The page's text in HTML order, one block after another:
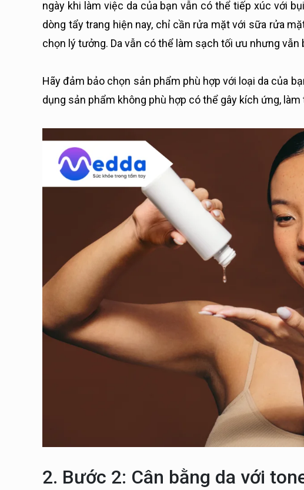
ngày khi làm việc da của bạn vẫn có thể tiếp xúc với
dòng tẩy trang hiện nay, chỉ cần rửa mặt với sữa rửa
chọn lý tưởng. Da vẫn có thể làm sạch tối ưu nhưng
Hãy đảm bảo chọn sản phẩm phù hợp với loại da của
dụng sản phẩm không phù hợp có thể gây kích ứng, làm
2. Bước 2: Cân bằng da với